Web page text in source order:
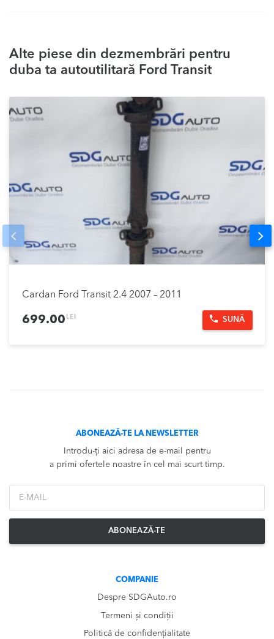
Alte piese din dezmembrări pentru
duba ta autoutilitară Ford Transit
Cardan Ford Transit 2.4 2007 – 2011
699.00 LEI SUNĂ
Prev
ABONEAZĂ-TE LA NEWSLETTER
Introdu-ți aici adresa de e-mail pentru
a primi ofertele noastre în cel mai scurt timp.
ABONEAZĂ-TE
COMPANIE
Despre SDGAuto.ro
Termeni și condiții
Politică de confidențialitate